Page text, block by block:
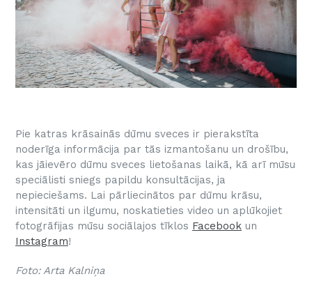
Pie katras krāsainās dūmu sveces ir pierakstīta
noderīga informācija par tās izmantošanu un drošību,
kas jāievēro dūmu sveces lietošanas laikā, kā arī mūsu
speciālisti sniegs papildu konsultācijas, ja
nepieciešams. Lai pārliecinātos par dūmu krāsu,
intensitāti un ilgumu, noskatieties video un aplūkojiet
fotogrāfijas mūsu sociālajos tīklos Facebook un
Instagram!
Foto: Arta Kalniņa